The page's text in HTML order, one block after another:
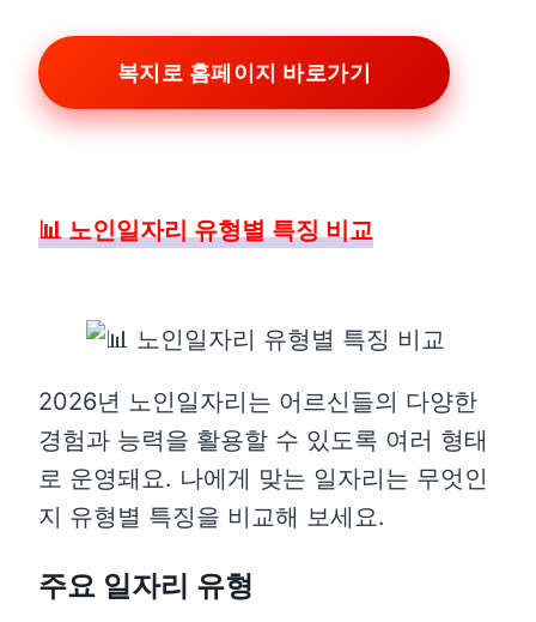
복지로 홈페이지 바로가기
📊 노인일자리 유형별 특징 비교
2026년 노인일자리는 어르신들의 다양한
경험과 능력을 활용할 수 있도록 여러 형태
로 운영돼요. 나에게 맞는 일자리는 무엇인
지 유형별 특징을 비교해 보세요.
주요 일자리 유형